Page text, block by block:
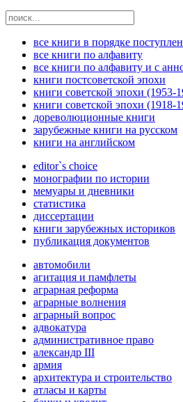
все книги в порядке
все книги по алфавиту
все книги по алфавиту и с
книги постсоветской эпохи
книги советской эпохи (1953-
книги советской эпохи (1918-
дореволюционные книги
зарубежные книги на русском
книги на английском
editor`s choice
монографии по истории
мемуары и дневники
статистика
диссертации
книги зарубежных историков
публикация документов
автомобили
агитация и памфлеты
аграрная реформа
аграрные волнения
аграрный вопрос
адвокатура
административное право
александр III
армия
архитектура и строительство
атласы и карты